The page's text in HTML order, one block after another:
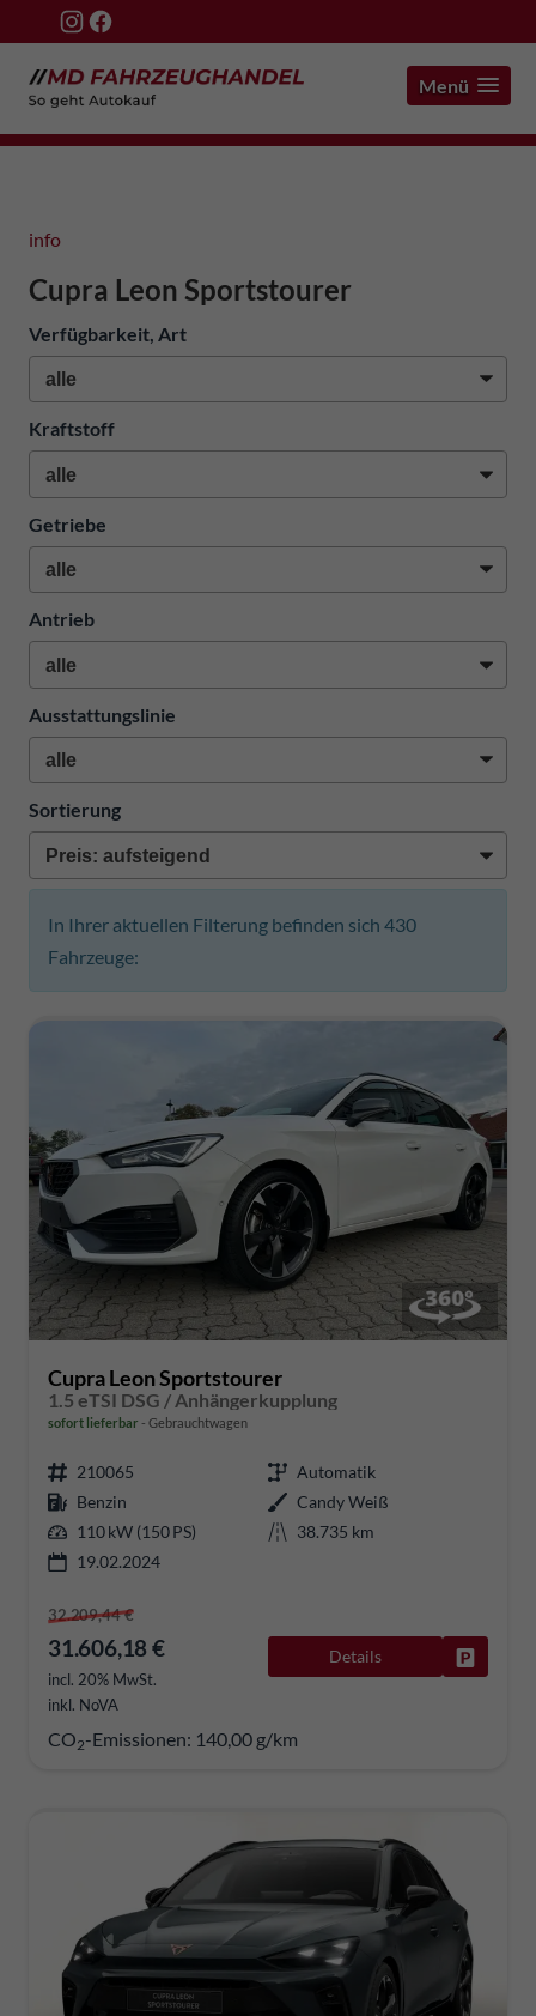
Menü
info
Cupra Leon Sportstourer
Verfügbarkeit, Art
Kraftstoff
Getriebe
Antrieb
Ausstattungslinie
Sortierung
In Ihrer aktuellen Filterung befinden sich 430
Fahrzeuge:
Cupra Leon Sportstourer
1.5 eTSI DSG / Anhängerkupplung
sofort lieferbar Gebrauchtwagen
210065
Automatik
Benzin
Candy Weiß
110 kW (150 PS)
38.735 km
19.02.2024
32.209,44 €
31.606,18 €
incl. 20% MwSt.
inkl. NoVA
Details
CO2-Emissionen: 140,00 g/km